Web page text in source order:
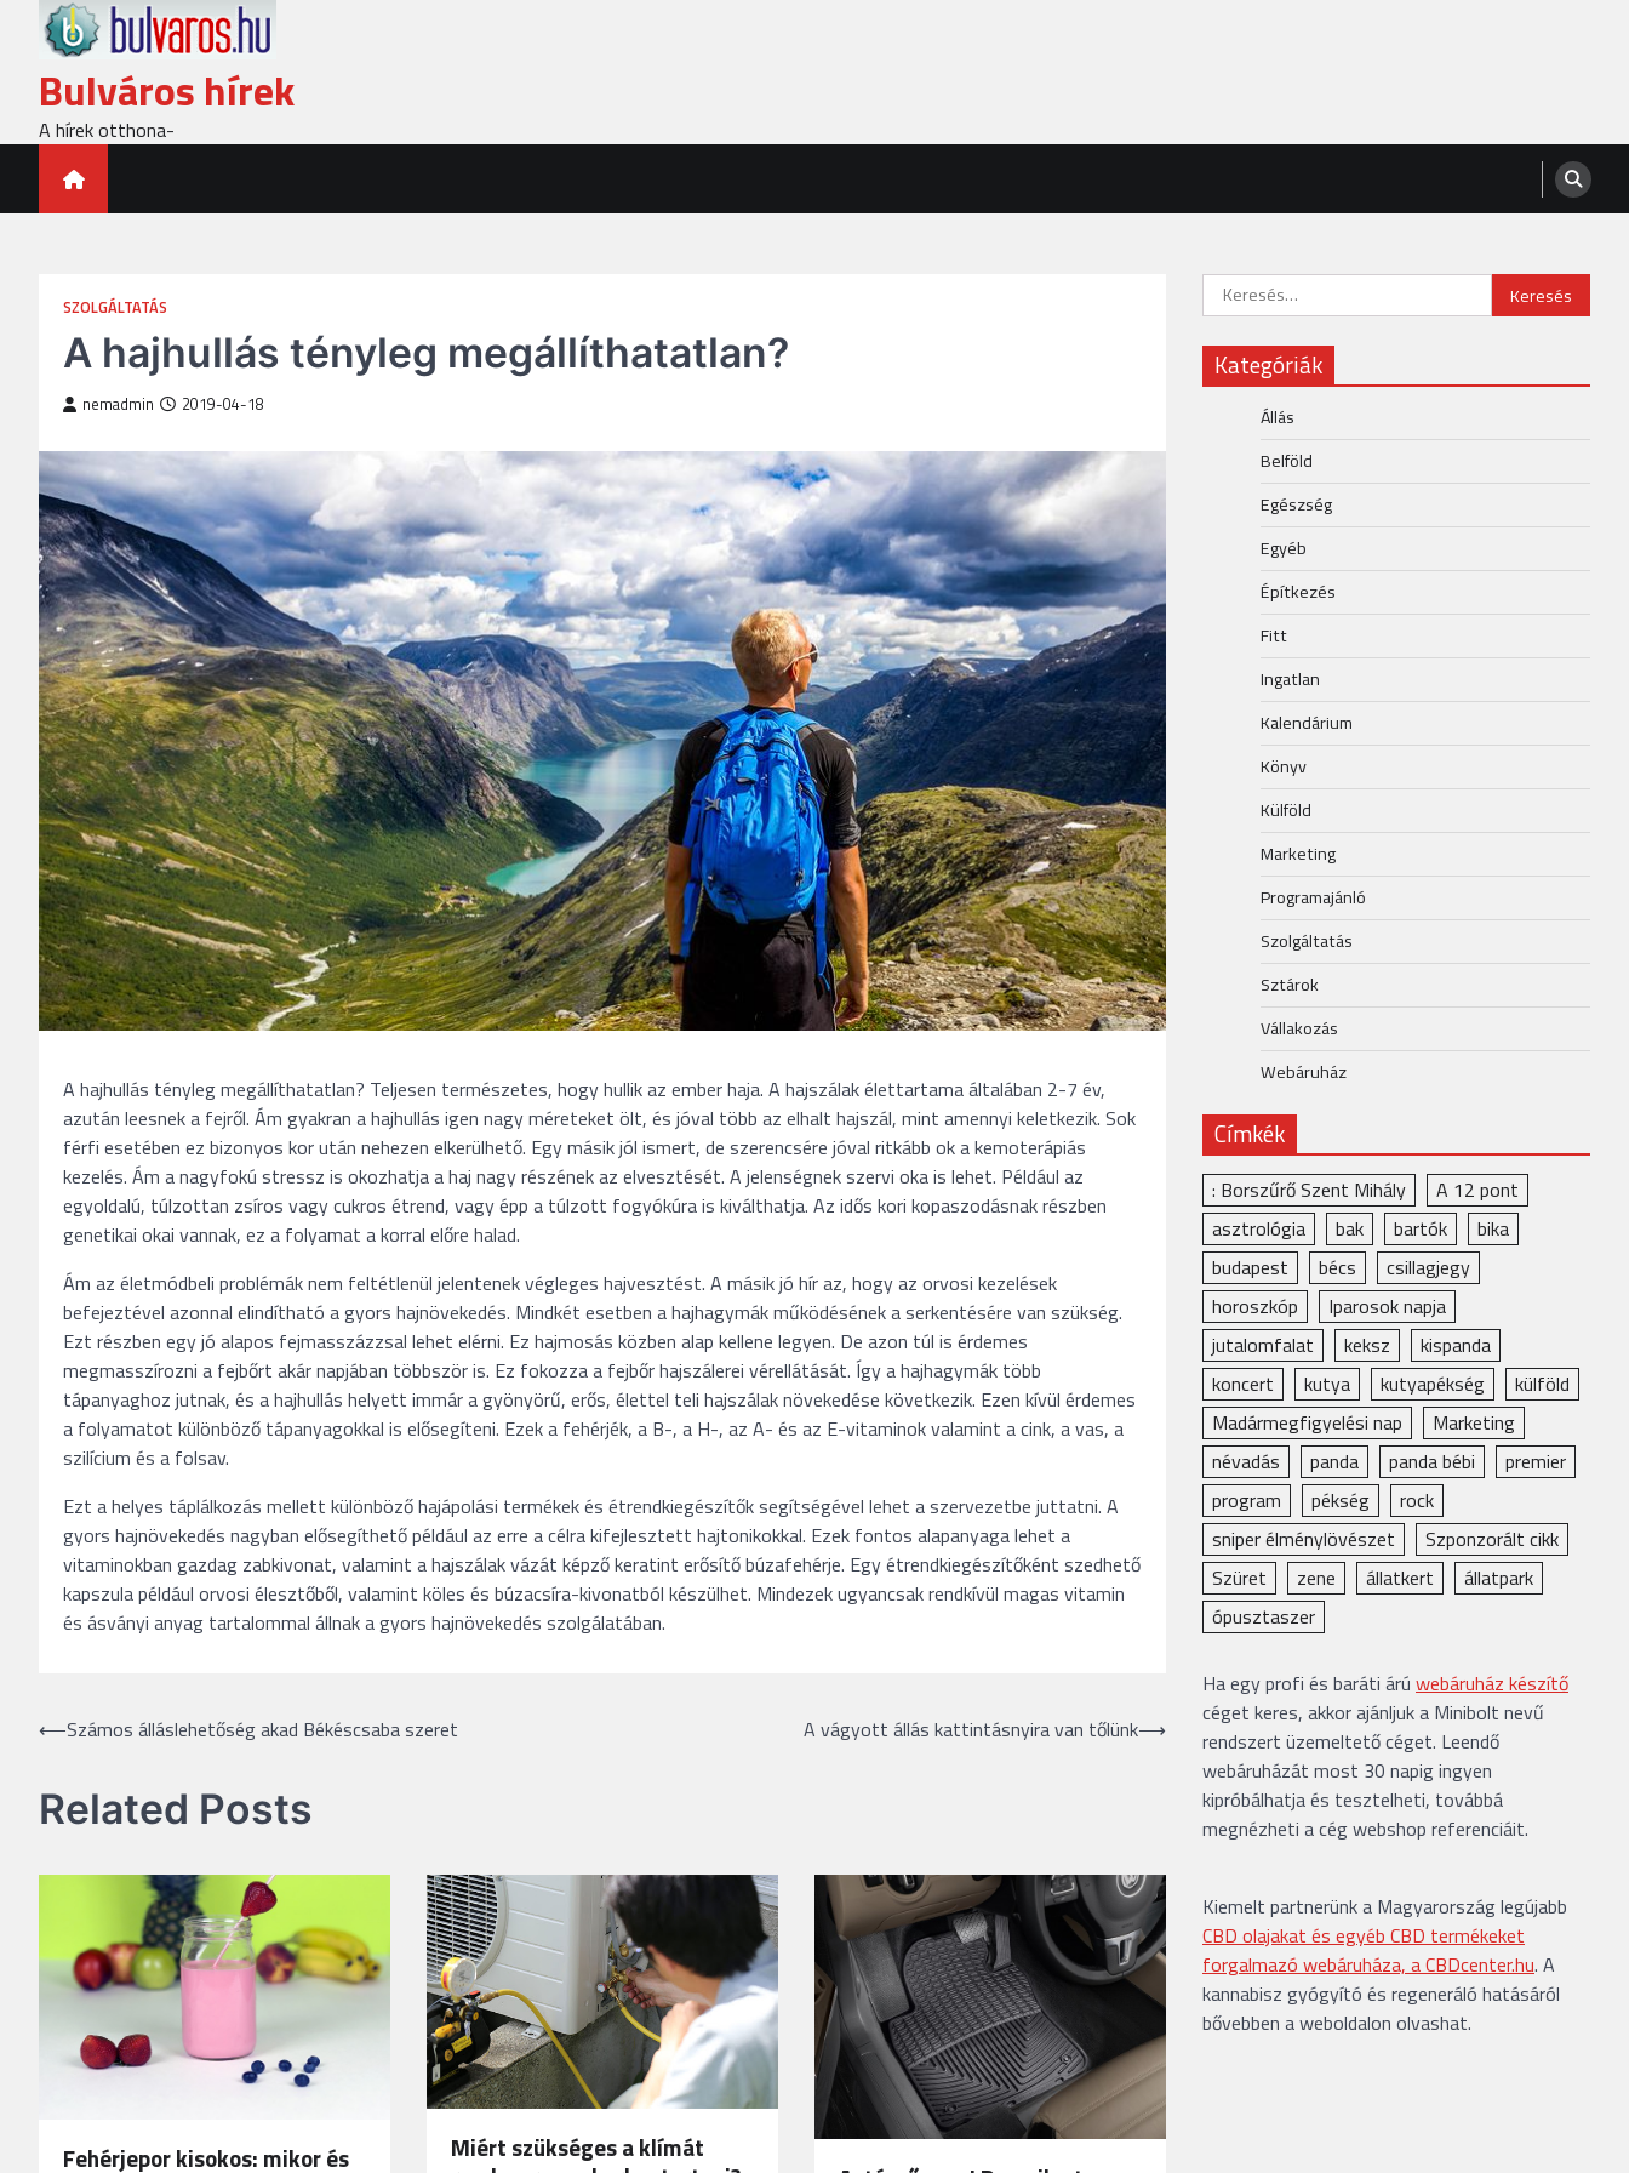
contentBulváros hírek
A hírek otthona-
SZOLGÁLTATÁS
A hajhullás tényleg megállíthatatlan?
nemadmin 2019-04-18
A hajhullás tényleg megállíthatatlan? Teljesen természetes, hogy hullik az ember haja. A hajszálak élettartama általában 2-7 év,
azután leesnek a fejről. Ám gyakran a hajhullás igen nagy méreteket ölt, és jóval több az elhalt hajszál, mint amennyi keletkezik. Sok
férfi esetében ez bizonyos kor után nehezen elkerülhető. Egy másik jól ismert, de szerencsére jóval ritkább ok a kemoterápiás
kezelés. Ám a nagyfokú stressz is okozhatja a haj nagy részének az elvesztését. A jelenségnek szervi oka is lehet. Például az
egyoldalú, túlzottan zsíros vagy cukros étrend, vagy épp a túlzott fogyókúra is kiválthatja. Az idős kori kopaszodásnak részben
genetikai okai vannak, ez a folyamat a korral előre halad.
Ám az életmódbeli problémák nem feltétlenül jelentenek végleges hajvesztést. A másik jó hír az, hogy az orvosi kezelések
befejeztével azonnal elindítható a gyors hajnövekedés. Mindkét esetben a hajhagymák működésének a serkentésére van szükség.
Ezt részben egy jó alapos fejmasszázzsal lehet elérni. Ez hajmosás közben alap kellene legyen. De azon túl is érdemes
megmasszírozni a fejbőrt akár napjában többször is. Ez fokozza a fejbőr hajszálerei vérellátását. Így a hajhagymák több
tápanyaghoz jutnak, és a hajhullás helyett immár a gyönyörű, erős, élettel teli hajszálak növekedése következik. Ezen kívül érdemes
a folyamatot különböző tápanyagokkal is elősegíteni. Ezek a fehérjék, a B-, a H-, az A- és az E-vitaminok valamint a cink, a vas, a
szilícium és a folsav.
Ezt a helyes táplálkozás mellett különböző hajápolási termékek és étrendkiegészítők segítségével lehet a szervezetbe juttatni. A
gyors hajnövekedés nagyban elősegíthető például az erre a célra kifejlesztett hajtonikokkal. Ezek fontos alapanyaga lehet a
vitaminokban gazdag zabkivonat, valamint a hajszálak vázát képző keratint erősítő búzafehérje. Egy étrendkiegészítőként szedhető
kapszula például orvosi élesztőből, valamint köles és búzacsíra-kivonatból készülhet. Mindezek ugyancsak rendkívül magas vitamin
és ásványi anyag tartalommal állnak a gyors hajnövekedés szolgálatában.
Bejegyzés
⟵Számos álláslehetőség akad Békéscsaba szeret A vágyott állás kattintásnyira van tőlünk⟶
Related Posts
Fehérjepor kisokos: mikor és
Miért szükséges a klímát
Keresés:
Kategóriák
Állás
Belföld
Egészség
Egyéb
Építkezés
Fitt
Ingatlan
Kalendárium
Könyv
Külföld
Marketing
Programajánló
Szolgáltatás
Sztárok
Vállakozás
Webáruház
Címkék
: Borszűrő Szent Mihály
A 12 pont
asztrológia
bak bartók
bika
budapest
bécs
csillagjegy
horoszkóp
Iparosok napja
jutalomfalat
keksz
kispanda
koncert
kutya kutyapékség
külföld
Madármegfigyelési nap
Marketing
névadás
panda panda bébi
premier
program
pékség
rock
sniper élménylövészet
Szponzorált cikk
Szüret
zene állatkert
állatpark
ópusztaszer
Ha egy profi és baráti árú webáruház készítő
céget keres, akkor ajánljuk a Minibolt nevű
rendszert üzemeltető céget. Leendő
webáruházát most 30 napig ingyen
kipróbálhatja és tesztelheti, továbbá
megnézheti a cég webshop referenciáit.
Kiemelt partnerünk a Magyarország legújabb
CBD olajakat és egyéb CBD termékeket
forgalmazó webáruháza, a CBDcenter.hu. A
kannabisz gyógyító és regeneráló hatásáról
bővebben a weboldalon olvashat.